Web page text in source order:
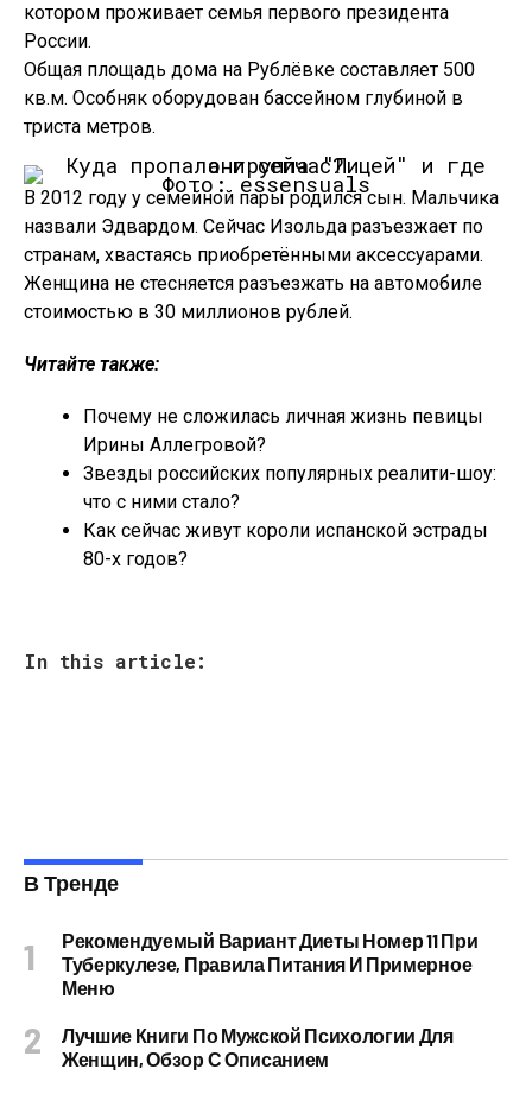
котором проживает семья первого президента
России.
Общая площадь дома на Рублёвке составляет 500
кв.м. Особняк оборудован бассейном глубиной в
триста метров.
Фото: essensuals
В 2012 году у семейной пары родился сын. Мальчика
назвали Эдвардом. Сейчас Изольда разъезжает по
странам, хвастаясь приобретёнными аксессуарами.
Женщина не стесняется разъезжать на автомобиле
стоимостью в 30 миллионов рублей.
Читайте также:
Почему не сложилась личная жизнь певицы
Ирины Аллегровой?
Звезды российских популярных реалити-шоу:
что с ними стало?
Как сейчас живут короли испанской эстрады
80-х годов?
In this article:
В Тренде
Рекомендуемый Вариант Диеты Номер 11 При
Туберкулезе, Правила Питания И Примерное
Меню
Лучшие Книги По Мужской Психологии Для
Женщин, Обзор С Описанием